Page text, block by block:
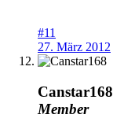
#11
27. März 2012
Canstar168
Member